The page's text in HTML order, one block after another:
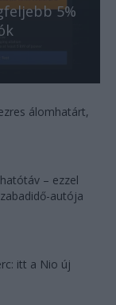
5%
álomhatárt,
– ezzel
autója
itt a Nio új